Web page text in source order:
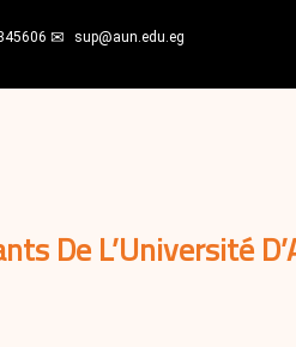
sup@aun.edu.eg
De L’Université